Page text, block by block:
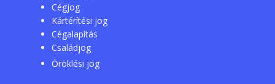
Cégjog
Kártérítési jog
Cégalapítás
Családjog
Öröklési jog